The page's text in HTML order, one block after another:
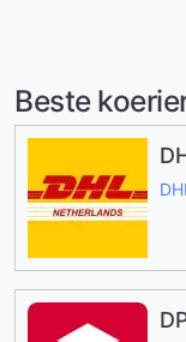
Beste